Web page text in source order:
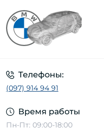
Телефоны:
(097) 914 94 91
Время работы
Пн-Пт: 09:00-18:00